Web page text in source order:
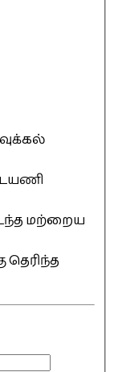
மற்றைய
தெரிந்த